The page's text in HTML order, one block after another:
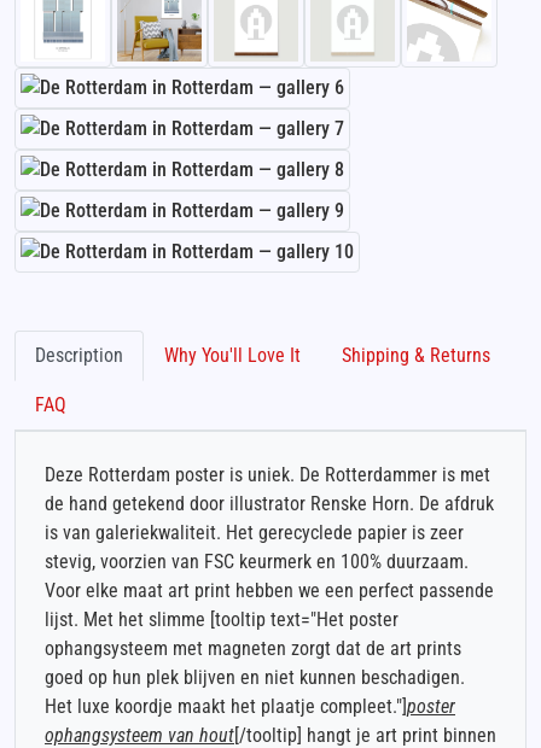
Description Why You'll Love It Shipping & Returns
FAQ
Deze Rotterdam poster is uniek. De Rotterdammer is met
de hand getekend door illustrator Renske Horn. De afdruk
is van galeriekwaliteit. Het gerecyclede papier is zeer
stevig, voorzien van FSC keurmerk en 100% duurzaam.
Voor elke maat art print hebben we een perfect passende
lijst. Met het slimme [tooltip text="Het poster
ophangsysteem met magneten zorgt dat de art prints
goed op hun plek blijven en niet kunnen beschadigen.
Het luxe koordje maakt het plaatje compleet."]poster
ophangsysteem van hout[/tooltip] hangt je art print binnen